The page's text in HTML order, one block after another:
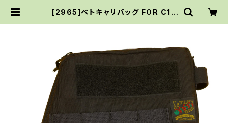
[2965]ベトキャリバッグ FOR C12